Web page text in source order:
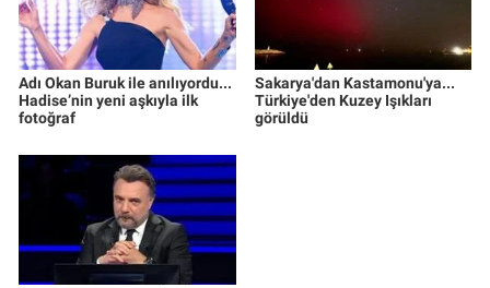
Adı Okan Buruk ile anılıyordu...
Hadise’nin yeni aşkıyla ilk
fotoğraf
Sakarya'dan Kastamonu'ya...
Türkiye'den Kuzey Işıkları
görüldü